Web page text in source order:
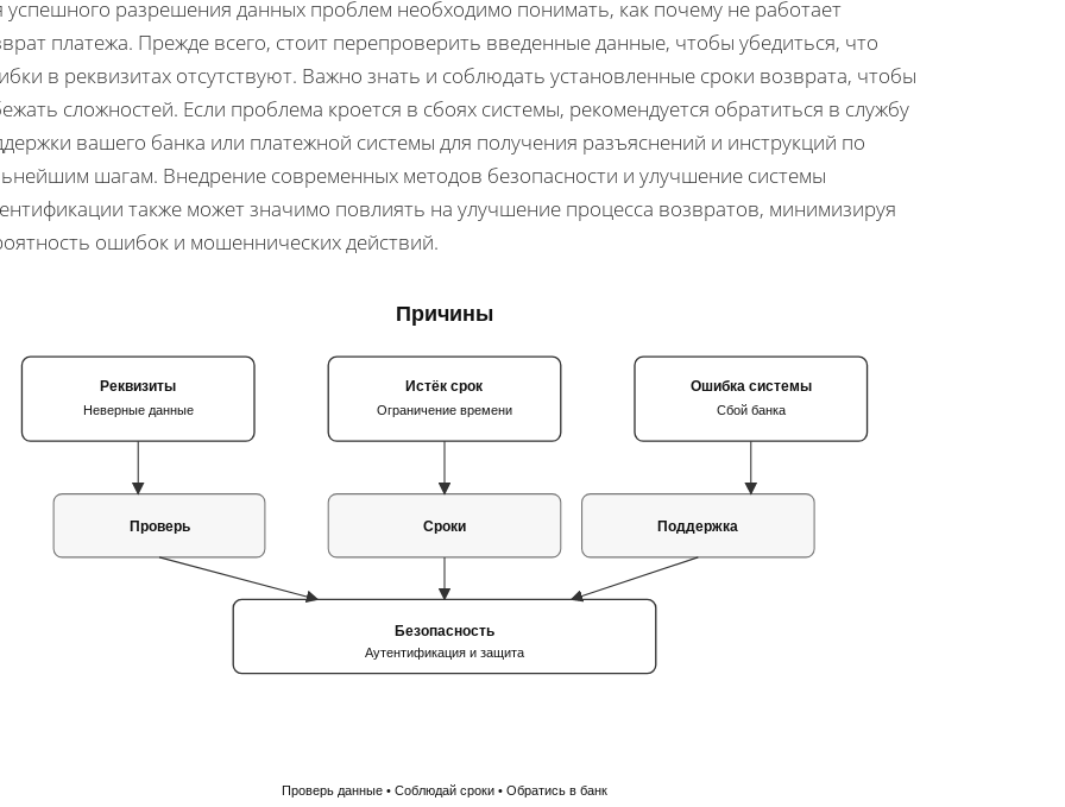
успешного разрешения данных проблем необходимо понимать, как почему не работает
платежа. Прежде всего, стоит перепроверить введенные данные, чтобы убедиться, что
в реквизитах отсутствуют. Важно знать и соблюдать установленные сроки возврата, чтобы
сложностей. Если проблема кроется в сбоях системы, рекомендуется обратиться в службу
вашего банка или платежной системы для получения разъяснений и инструкций по
шагам. Внедрение современных методов безопасности и улучшение системы
также может значимо повлиять на улучшение процесса возвратов, минимизируя
ошибок и мошеннических действий.
Причины
Реквизиты
Неверные данные
Истёк срок
Ограничение времени
Ошибка системы
Сбой банка
Проверь Сроки Поддержка
Безопасность
Аутентификация и защита
Проверь данные • Соблюдай сроки • Обратись в банк